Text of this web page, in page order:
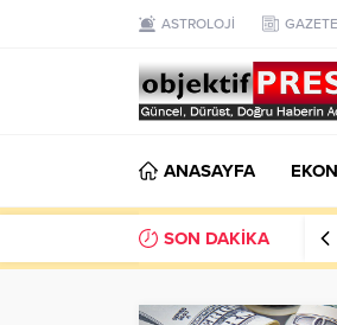
ASTROLOJİ
ANASAYFA
SON DAKİKA